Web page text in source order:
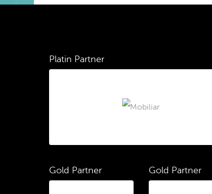
Platin Partner
Gold Partner Gold Partner